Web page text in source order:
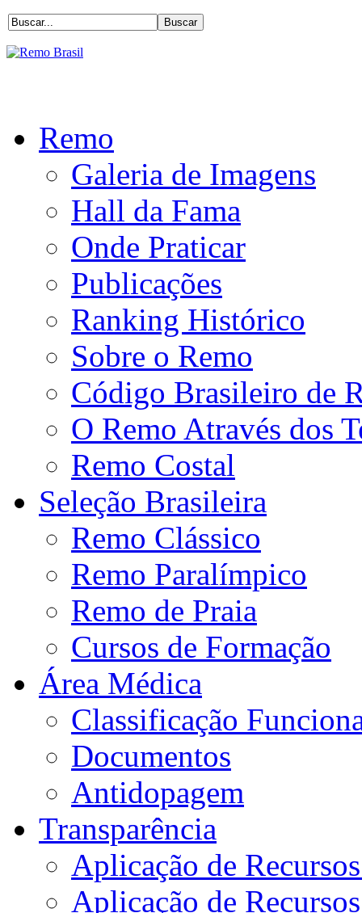
Remo
Galeria de Imagens
Hall da Fama
Onde Praticar
Publicações
Ranking Histórico
Sobre o Remo
Código Brasileiro de
O Remo Através dos
Remo Costal
Seleção Brasileira
Remo Clássico
Remo Paralímpico
Remo de Praia
Cursos de Formação
Área Médica
Classificação
Documentos
Antidopagem
Transparência
Aplicação de
Aplicação de